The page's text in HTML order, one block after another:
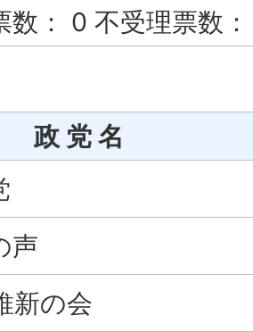
数： 0 不受理票数
政 党 名
声
新の会